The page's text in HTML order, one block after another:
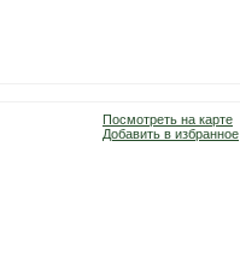
Посмотреть на карте
Добавить в избранное